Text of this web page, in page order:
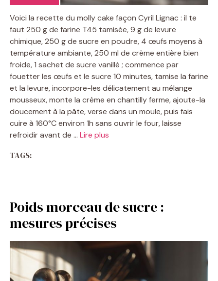
Voici la recette du molly cake façon Cyril Lignac : il te
faut 250 g de farine T45 tamisée, 9 g de levure
chimique, 250 g de sucre en poudre, 4 œufs moyens à
température ambiante, 250 ml de crème entière bien
froide, 1 sachet de sucre vanillé ; commence par
fouetter les œufs et le sucre 10 minutes, tamise la farine
et la levure, incorpore-les délicatement au mélange
mousseux, monte la crème en chantilly ferme, ajoute-la
doucement à la pâte, verse dans un moule, puis fais
cuire à 160°C environ 1h sans ouvrir le four, laisse
refroidir avant de … Lire plus
TAGS:
Poids morceau de sucre :
mesures précises